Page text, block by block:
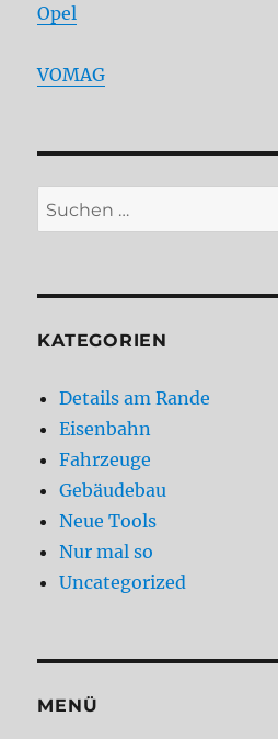
Opel
VOMAG
Suchen
nach:
KATEGORIEN
Details am Rande
Eisenbahn
Fahrzeuge
Gebäudebau
Neue Tools
Nur mal so
Uncategorized
MENÜ